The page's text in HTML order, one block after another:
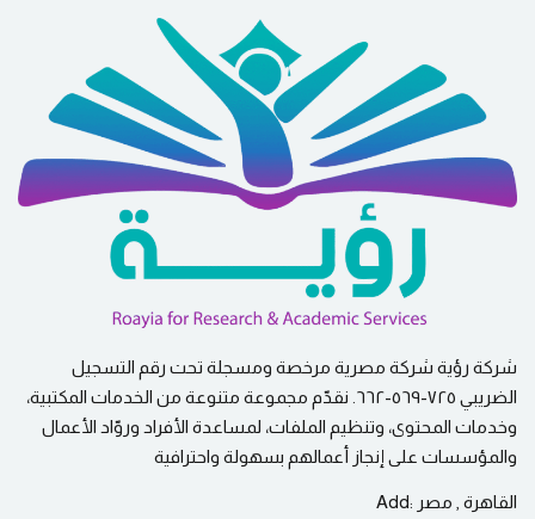
شركة رؤية شركة مصرية مرخصة ومسجلة تحت رقم التسجيل
الضريبي ٧٢٥-٥٦٩-٦٦٢. نقدّم مجموعة متنوعة من الخدمات المكتبية،
وخدمات المحتوى، وتنظيم الملفات، لمساعدة الأفراد وروّاد الأعمال
والمؤسسات على إنجاز أعمالهم بسهولة واحترافية
Add: القاهرة , مصر